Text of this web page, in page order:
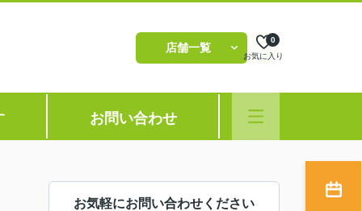
店舗一覧
お気に入り
0
お問い合わせ
お気軽にお問い合わせください